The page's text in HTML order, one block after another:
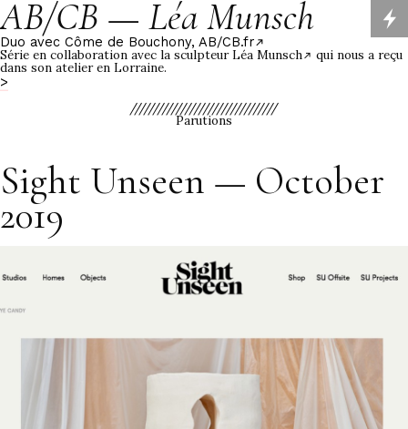
AB/CB — Léa Munsch
Duo avec Côme de Bouchony, AB/CB.fr
Série en collaboration avec la sculpteurLéa Munsch qui nous a reçu
dans son atelieren Lorraine.
>
////////////////////////////////
Parutions
Sight Unseen — October
2019